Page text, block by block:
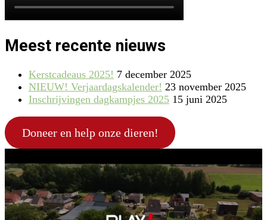
Meest recente nieuws
Kerstcadeaus 2025! 7 december 2025
NIEUW! Verjaardagskalender! 23 november 2025
Inschrijvingen dagkampjes 2025 15 juni 2025
Doneer en help onze dieren!